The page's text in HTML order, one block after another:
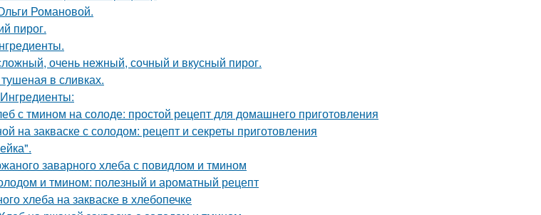
Романовой.
пирог.
очень нежный, сочный и вкусный пирог.
в сливках.
с тмином на солоде: простой рецепт для домашнего приготовления
на закваске с солодом: рецепт и секреты приготовления
заварного хлеба с повидлом и тмином
и тмином: полезный и ароматный рецепт
хлеба на закваске в хлебопечке